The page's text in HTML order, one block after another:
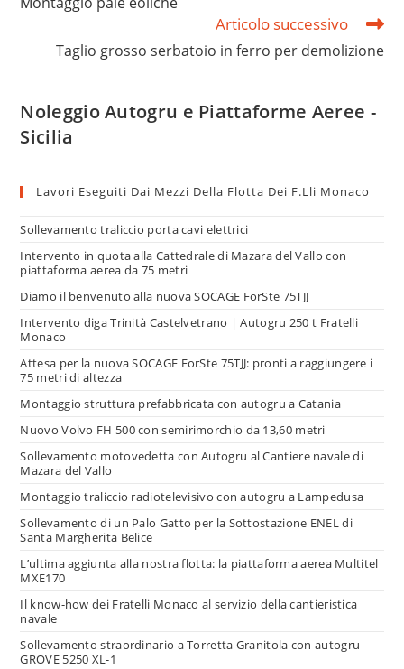
Articolo successivo
Taglio grosso serbatoio in ferro per demolizione
Noleggio Autogru e Piattaforme Aeree -
Sicilia
Lavori Eseguiti Dai Mezzi Della Flotta Dei F.lli Monaco
Sollevamento traliccio porta cavi elettrici
Intervento in quota alla Cattedrale di Mazara del Vallo con
piattaforma aerea da 75 metri
Diamo il benvenuto alla nuova SOCAGE ForSte 75TJJ
Intervento diga Trinità Castelvetrano | Autogru 250 t Fratelli
Monaco
Attesa per la nuova SOCAGE ForSte 75TJJ: pronti a raggiungere i
75 metri di altezza
Montaggio struttura prefabbricata con autogru a Catania
Nuovo Volvo FH 500 con semirimorchio da 13,60 metri
Sollevamento motovedetta con Autogru al Cantiere navale di
Mazara del Vallo
Montaggio traliccio radiotelevisivo con autogru a Lampedusa
Sollevamento di un Palo Gatto per la Sottostazione ENEL di
Santa Margherita Belice
L’ultima aggiunta alla nostra flotta: la piattaforma aerea Multitel
MXE170
Il know-how dei Fratelli Monaco al servizio della cantieristica
navale
Sollevamento straordinario a Torretta Granitola con autogru
GROVE 5250 XL-1